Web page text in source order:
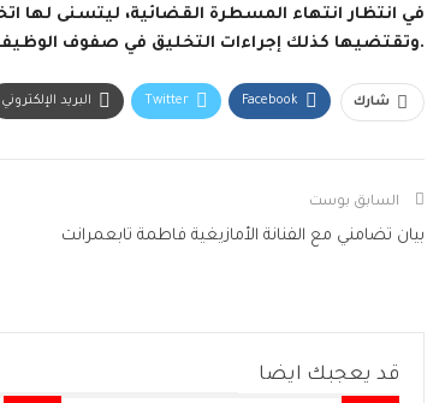
في انتظار انتهاء المسطرة القضائية، ليتسنى لها
وتقتضيها كذلك إجراءات التخليق في صفوف الوظيفة الشرطية.
شارك Facebook
Twitter البريد الإلكتروني
السابق بوست
بيان تضامني مع الفنانة الأمازيغية فاطمة تابعمرانت
قد يعجبك ايضا